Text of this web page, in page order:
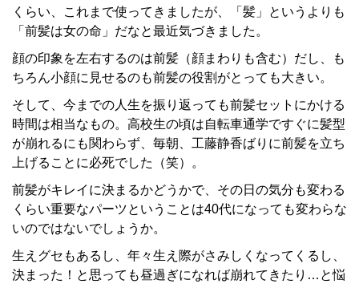
くらい、これまで使ってきましたが、「髪」というよりも
「前髪は女の命」だなと最近気づきました。
顔の印象を左右するのは前髪（顔まわりも含む）だし、も
ちろん小顔に見せるのも前髪の役割がとっても大きい。
そして、今までの人生を振り返っても前髪セットにかける
時間は相当なもの。高校生の頃は自転車通学ですぐに髪型
が崩れるにも関わらず、毎朝、工藤静香ばりに前髪を立ち
上げることに必死でした（笑）。
前髪がキレイに決まるかどうかで、その日の気分も変わる
くらい重要なパーツということは40代になっても変わらな
いのではないでしょうか。
生えグセもあるし、年々生え際がさみしくなってくるし、
決まった！と思っても昼過ぎになれば崩れてきたり…と悩